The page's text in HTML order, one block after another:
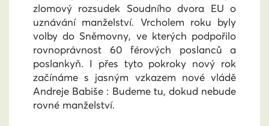
zlomový rozsudek Soudního dvora EU o
uznávání manželství. Vrcholem roku byly
volby do Sněmovny, ve kterých podpořilo
rovnoprávnost 60 férových poslanců a
poslankyň. I přes tyto pokroky nový rok
začínáme s jasným vzkazem nové vládě
Andreje Babiše : Budeme tu, dokud nebude
rovné manželství.